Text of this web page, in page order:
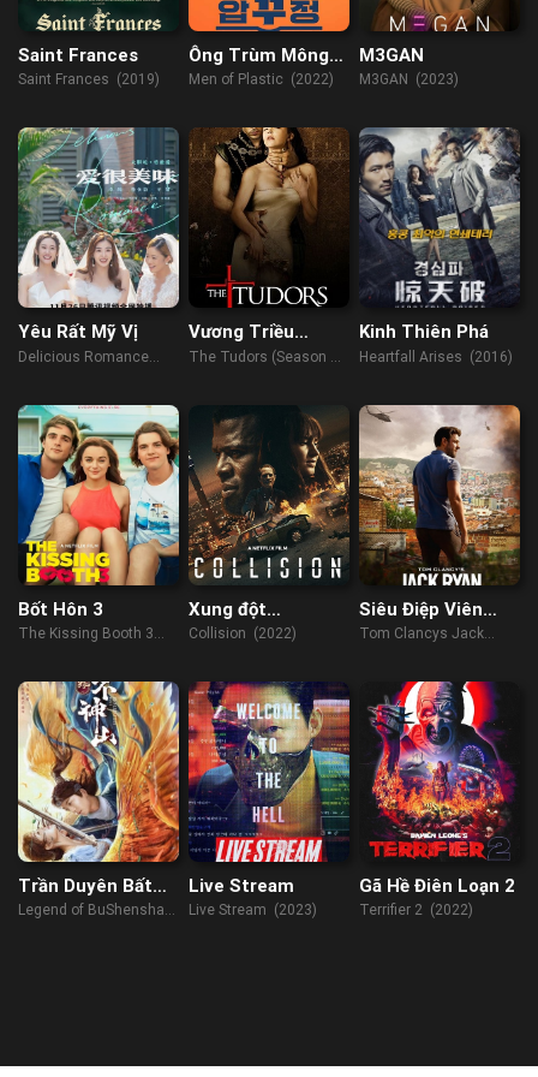
Saint Frances
Saint Frances (2019)
Ông Trùm Mông
Má
Men of Plastic (2022)
M3GAN
M3GAN (2023)
Yêu Rất Mỹ Vị
Delicious Romance
Vương Triều
Tudors (Phần 2)
The Tudors (Season 2)
Kinh Thiên Phá
Heartfall Arises (2016)
Bốt Hôn 3
The Kissing Booth 3
Xung đột
Johannesburg
Collision (2022)
Siêu Điệp Viên
(Phần 2)
Tom Clancys Jack
Trần Duyên Bất
Thần Sơn
Legend of BuShenshan
Live Stream
Live Stream (2023)
Gã Hề Điên Loạn 2
Terrifier 2 (2022)